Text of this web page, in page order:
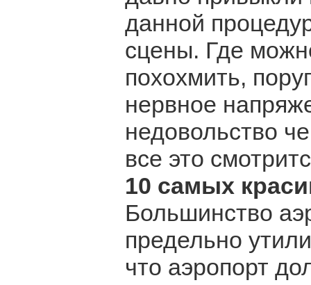
данной
сцены. Где
похохмить,
нервное
недовольство
все это
10 самых
Большинство
предельно
что аэропорт